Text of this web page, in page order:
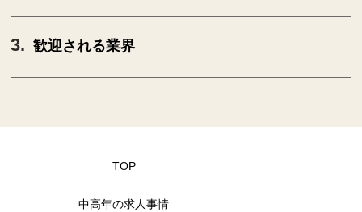
歓迎される業界
TOP
中高年の求人事情